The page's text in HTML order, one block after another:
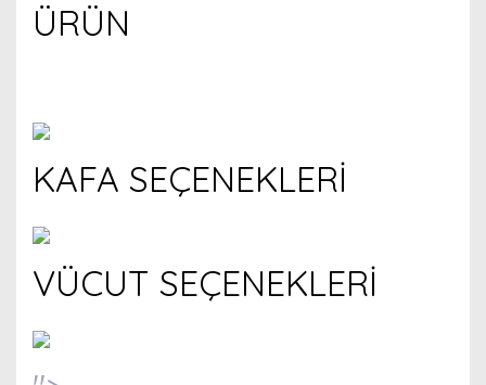
ÜRÜN
KAFA SEÇENEKLERİ
VÜCUT SEÇENEKLERİ